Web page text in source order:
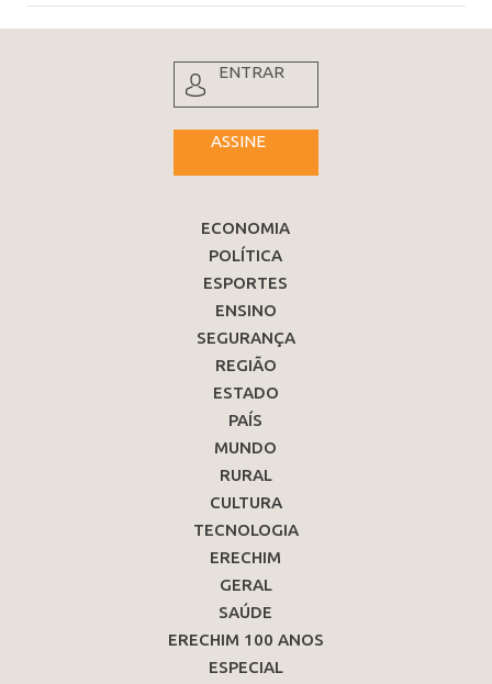
ENTRAR
ASSINE
ECONOMIA
POLÍTICA
ESPORTES
ENSINO
SEGURANÇA
REGIÃO
ESTADO
PAÍS
MUNDO
RURAL
CULTURA
TECNOLOGIA
ERECHIM
GERAL
SAÚDE
ERECHIM 100 ANOS
ESPECIAL